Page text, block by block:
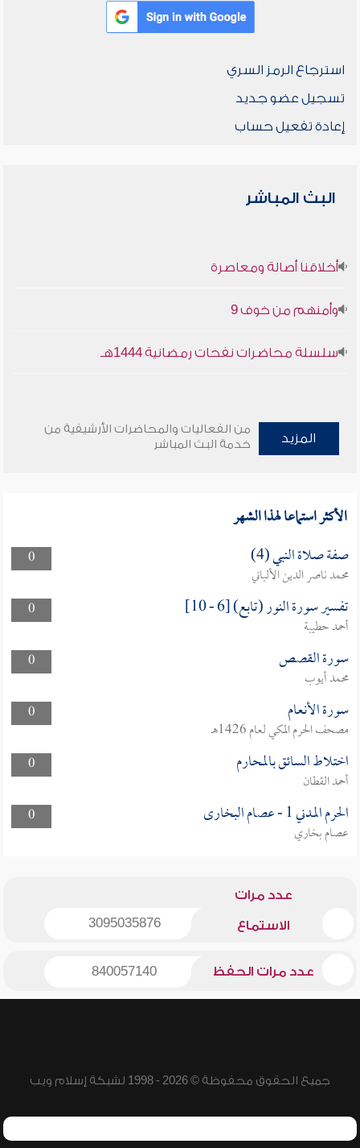
استرجاع الرمز السري
تسجيل عضو جديد
إعادة تفعيل حساب
البث المباشر
أخلاقنا أصالة ومعاصرة
وأمنهم من خوف 9
سلسلة محاضرات نفحات رمضانية 1444هـ
المزيد
من الفعاليات والمحاضرات الأرشيفية من
خدمة البث المباشر
الأكثر استماعا لهذا الشهر
0 صفة صلاة النبي (4)
محمد ناصر الدين الألباني
0
تفسير سورة النور (تابع) [6 - 10]
أحمد حطيبة
0
سورة القصص
محمد أيوب
0
سورة الأنعام
مصحف الحرم المكي لعام 1426هـ
0
اختلاط السائق بالمحارم
أحمد القطان
0
الحرم المدني 1 - عصام البخارى
عصام بخاري
عدد مرات
الاستماع 3095035876
عدد مرات الحفظ 840057140
جميع الحقوق محفوظة © 2026 - 1998 لشبكة إسلام ويب